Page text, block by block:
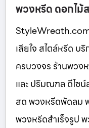
พวงหรีด ดอกไม้
เสียใจ สไตล์หรีด บ
ครบวงจร ร้านพวง
และ ปริมณฑล ดีไซ
สด พวงหรีดพัดลม
พวงหรีดสำเร็จรูป